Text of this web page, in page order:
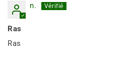
n.
Ras
Ras